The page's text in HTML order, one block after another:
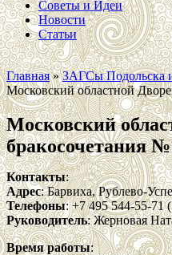
Советы и Идеи
Новости
Статьи
Главная»ЗАГСы Подольска
Московский областной
Московский
бракосочетания
Контакты:
Адрес: Барвиха, Рублево-
Телефоны: +7 495 544-55-71
Руководитель: Жерновая
Время работы: